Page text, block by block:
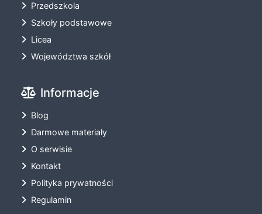
Przedszkola
Szkoły podstawowe
Licea
Województwa szkół
Informacje
Blog
Darmowe materiały
O serwisie
Kontakt
Polityka prywatności
Regulamin